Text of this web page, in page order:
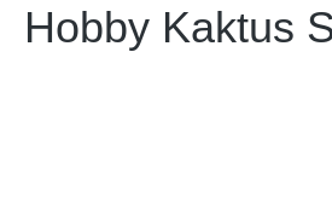
Hobby Kaktus